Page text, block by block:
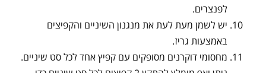
לפנצרים.
יש לשמן מעת לעת את מנגנון השיניים והקפיצים
באמצעות גריז.
מחסומי דוקרנים מסופקים עם קפיץ אחד לכל סט שיניים.